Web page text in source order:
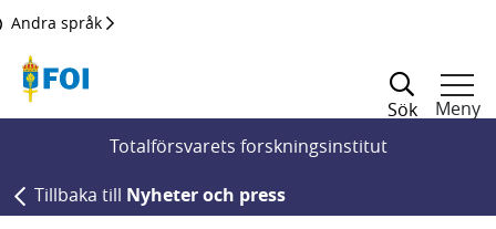
Till innehållet
Andra språk
Sök
Meny
Totalförsvarets forskningsinstitut
Tillbaka till Nyheter och press